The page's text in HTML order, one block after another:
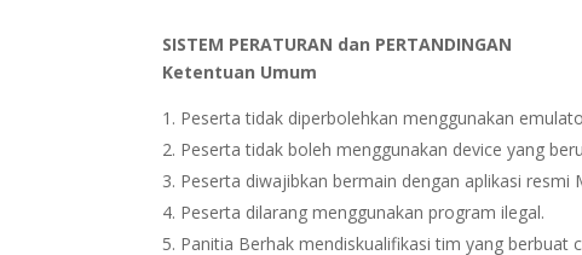
SISTEM PERATURAN dan PERTANDINGAN
Ketentuan Umum
Peserta tidak diperbolehkan menggunakan
Peserta tidak boleh menggunakan device yang
Peserta diwajibkan bermain dengan aplikasi
Peserta dilarang menggunakan program ilegal.
Panitia Berhak mendiskualifikasi tim yang berbuat